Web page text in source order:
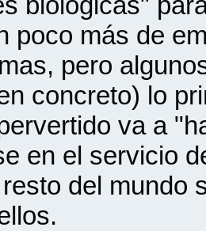
poco más de
pero
concreto) lo
va a
en el servicio
del mundo